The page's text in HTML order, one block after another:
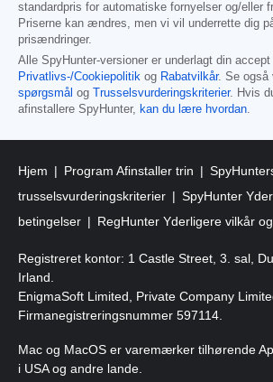
standardpris for automatiske fornyelser og/eller
Priserne kan ændres, men vi vil underrette dig
prisændringer.
Alle SpyHunter-versioner er underlagt din
Privatlivs-/Cookiepolitik og Rabatvilkår. Se også
spørgsmål og Trusselsvurderingskriterier. Hvis
afinstallere SpyHunter, kan du lære hvordan.
Hjem Program Afinstaller trin
trusselsvurderingskriterier
SpyHunter
betingelser
RegHunter Yderligere vilkår
Registreret kontor: 1 Castle Street, 3. sal,
Irland.
EnigmaSoft Limited, Private Company
Firmanegistreringsnummer 597114.
Mac og MacOS er varemærker tilhørende
i USA og andre lande.